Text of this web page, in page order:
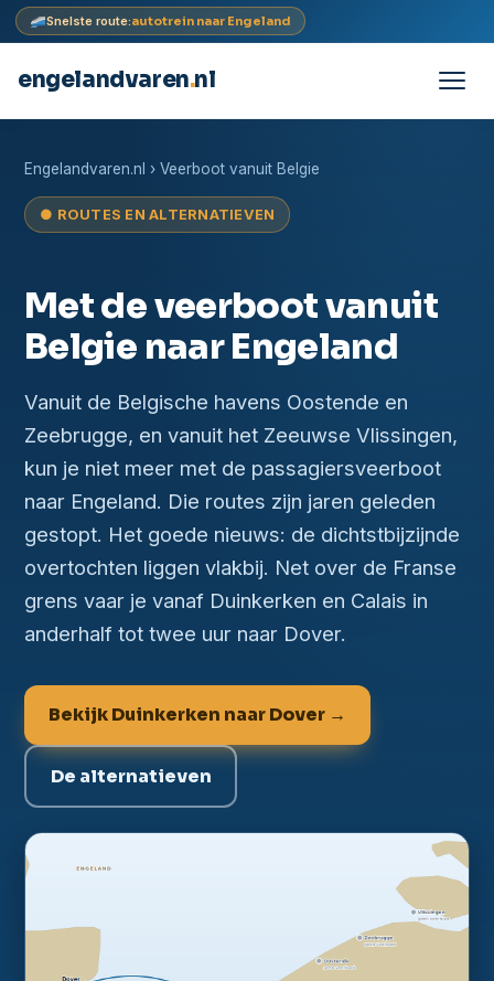
Snelste route:autotrein naar Engeland
engelandvaren.nl
naar
inhoud
Engelandvaren.nl › Veerboot vanuit Belgie
● ROUTES EN ALTERNATIEVEN
Met de veerboot vanuit
Belgie naar Engeland
Vanuit de Belgische havens Oostende en
Zeebrugge, en vanuit het Zeeuwse Vlissingen,
kun je niet meer met de passagiersveerboot
naar Engeland. Die routes zijn jaren geleden
gestopt. Het goede nieuws: de dichtstbijzijnde
overtochten liggen vlakbij. Net over de Franse
grens vaar je vanaf Duinkerken en Calais in
anderhalf tot twee uur naar Dover.
Bekijk Duinkerken naar Dover →
De alternatieven